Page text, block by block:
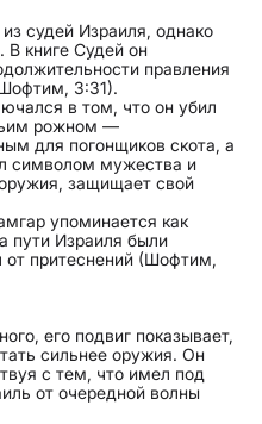
судей Израиля, однако
В книге Судей он
правления
3:31).
в том, что он убил
рожном —
для погонщиков скота, а
символом мужества и
защищает свой
упоминается как
пути Израиля были
от притеснений (Шофтим,
его подвиг показывает,
сильнее оружия. Он
с тем, что имел под
от очередной волны